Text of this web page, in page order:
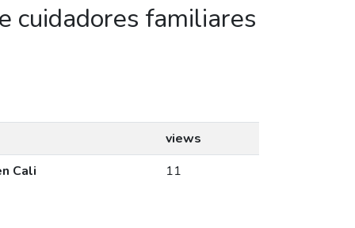
cuidadores familiares
views
Cali
11